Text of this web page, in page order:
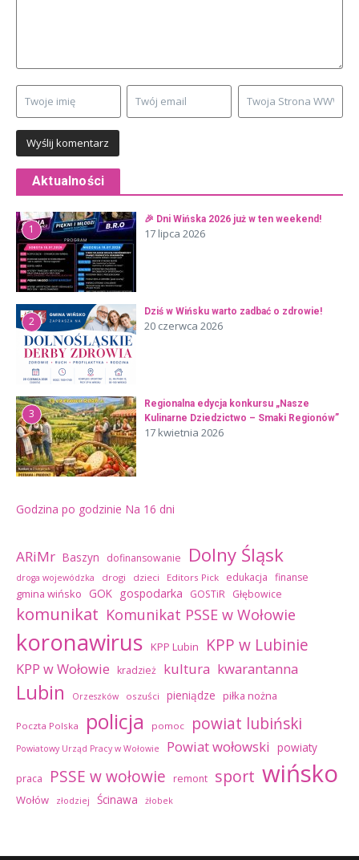
Aktualności
1
🎉 Dni Wińska 2026 już w ten weekend!
17 lipca 2026
2
Dziś w Wińsku warto zadbać o zdrowie!
20 czerwca 2026
3
Regionalna edycja konkursu „Nasze
Kulinarne Dziedzictwo – Smaki Regionów”
17 kwietnia 2026
Godzina po godzinie Na 16 dni
ARiMr Baszyn dofinansowanie Dolny Śląsk
droga wojewódzka drogi dzieci Editors Pick edukacja finanse
gmina wińsko GOK gospodarka GOSTiR Głębowice
komunikat Komunikat PSSE w Wołowie
koronawirus KPP Lubin KPP w Lubinie
KPP w Wołowie kradzież kultura kwarantanna
Lubin Orzeszków oszuści pieniądze piłka nożna
Poczta Polska policja pomoc powiat lubiński
Powiatowy Urząd Pracy w Wołowie Powiat wołowski powiaty
praca PSSE w wołowie remont sport wińsko
Wołów złodziej Ścinawa żłobek